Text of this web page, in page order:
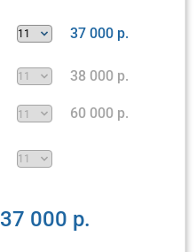
37 000 р.
38 000 р.
60 000 р.
37 000 р.